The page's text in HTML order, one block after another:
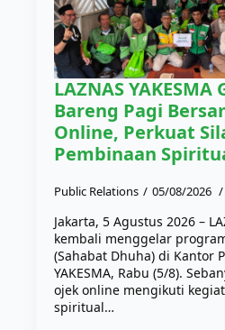
LAZNAS
Bareng Pagi
Online, Perkuat
Pembinaan
Public Relations 05/08/2026
Jakarta, 5 Agustus 2026 –
kembali menggelar
(Sahabat Dhuha) di Kantor
YAKESMA, Rabu (5/8).
ojek online mengikuti
spiritual…